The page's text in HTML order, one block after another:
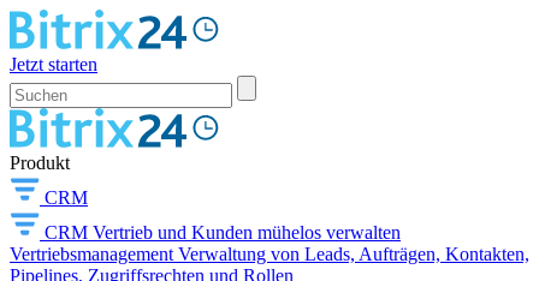
Jetzt starten
Produkt
CRM
CRM Vertrieb und Kunden mühelos verwalten
Vertriebsmanagement Verwaltung von Leads, Aufträgen, Kontakten,
Pipelines, Zugriffsrechten und Rollen